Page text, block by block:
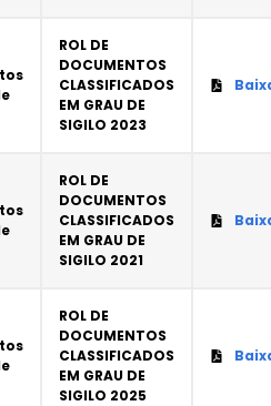
ROL DE
DOCUMENTOS
CLASSIFICADOS
EM GRAU DE
SIGILO 2023
ROL DE
DOCUMENTOS
CLASSIFICADOS
EM GRAU DE
SIGILO 2021
ROL DE
DOCUMENTOS
CLASSIFICADOS
EM GRAU DE
SIGILO 2025